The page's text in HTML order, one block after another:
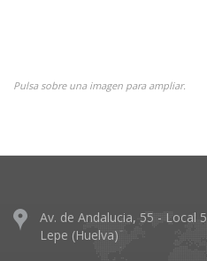
Pulsa sobre una imagen para ampliar.
Av. de Andalucia, 55 - Local 5
Lepe (Huelva)